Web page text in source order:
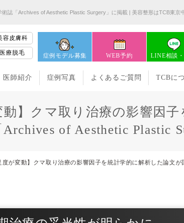
誌「Archives of Aesthetic Plastic Surgery」に掲載 | 美容整形はTCB東京
容皮膚科
医療脱毛 症例モデル募集 WEB予約 LINE相談
医師紹介 症例写真 よくあるご質問 TCBに
動】クマ取り治療の影響因
of Aesthetic Plastic
度が変動】クマ取り治療の影響因子を統計学的に解析した論